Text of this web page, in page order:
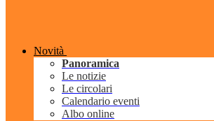
Novità
Panoramica
Le notizie
Le circolari
Calendario eventi
Albo online